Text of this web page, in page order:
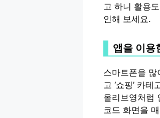
고 하니 활용
인해 보세요.
앱을 이용
스마트폰을 많
고 ‘쇼핑’ 카
올리브영처럼
코드 화면을